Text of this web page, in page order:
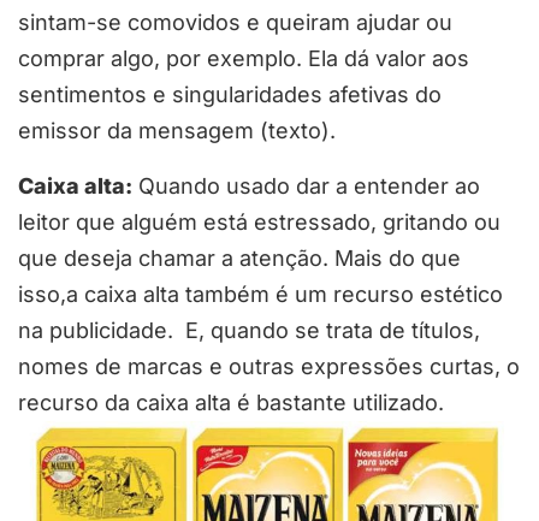
sintam-se comovidos e queiram ajudar ou
comprar algo, por exemplo. Ela dá valor aos
sentimentos e singularidades afetivas do
emissor da mensagem (texto).
Caixa alta: Quando usado dar a entender ao
leitor que alguém está estressado, gritando ou
que deseja chamar a atenção. Mais do que
isso,a caixa alta também é um recurso estético
na publicidade. E, quando se trata de títulos,
nomes de marcas e outras expressões curtas, o
recurso da caixa alta é bastante utilizado.